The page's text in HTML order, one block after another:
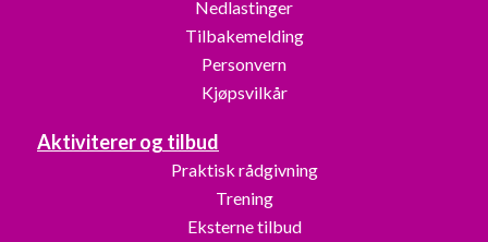
Nedlastinger
Tilbakemelding
Personvern
Kjøpsvilkår
Aktiviterer og tilbud
Praktisk rådgivning
Trening
Eksterne tilbud